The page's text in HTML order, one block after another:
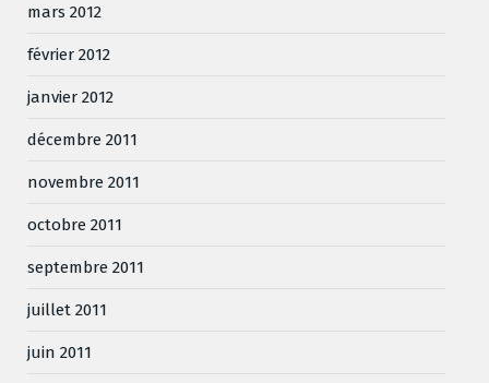
mars 2012
février 2012
janvier 2012
décembre 2011
novembre 2011
octobre 2011
septembre 2011
juillet 2011
juin 2011